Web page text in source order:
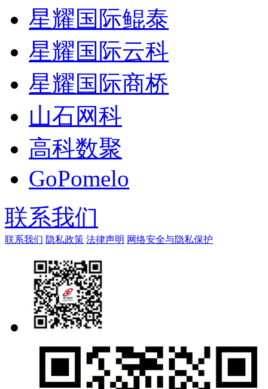
星耀国际鲲泰
星耀国际云科
星耀国际商桥
山石网科
高科数聚
GoPomelo
联系我们
联系我们 隐私政策 法律声明 网络安全与隐私保护